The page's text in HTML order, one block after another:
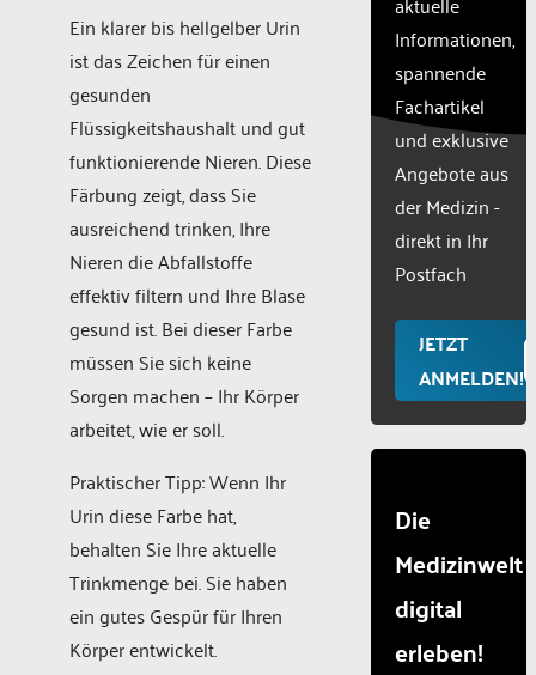
Ein klarer bis hellgelber Urin
ist das Zeichen für einen
gesunden
Flüssigkeitshaushalt und gut
funktionierende Nieren. Diese
Färbung zeigt, dass Sie
ausreichend trinken, Ihre
Nieren die Abfallstoffe
effektiv filtern und Ihre Blase
gesund ist. Bei dieser Farbe
müssen Sie sich keine
Sorgen machen – Ihr Körper
arbeitet, wie er soll.
Praktischer Tipp: Wenn Ihr
Urin diese Farbe hat,
behalten Sie Ihre aktuelle
Trinkmenge bei. Sie haben
ein gutes Gespür für Ihren
Körper entwickelt.
content
to the
list of
used.
Powered
Consent
Informationen,
spannende
Fachartikel
und exklusive
Angebote aus
der Medizin -
direkt in Ihr
Postfach
JETZT
ANMELDEN!
Die
Medizinwelt
digital
erleben!